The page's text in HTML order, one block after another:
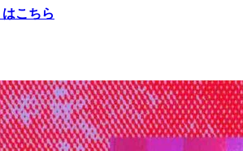
こちら